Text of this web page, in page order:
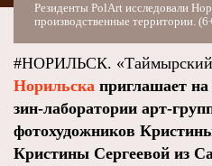
Резиденты PolArt исследовали
производственные территории.
#НОРИЛЬСК. «Таймырский
Норильска приглашает
зин-лаборатории арт-
фотохудожников
Кристины Сергеевой из